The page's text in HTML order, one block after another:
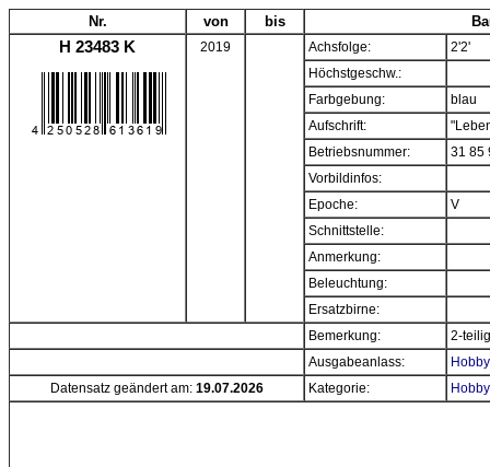
Nr. von bis
H 23483 K 2019 Achsfolge:
2'2'
Höchstgeschw.:
Farbgebung:
blau
Aufschrift:
Betriebsnummer:
31 85
Vorbildinfos:
Epoche:
V
Schnittstelle:
Anmerkung:
Beleuchtung:
Ersatzbirne:
Bemerkung:
2-
Ausgabeanlass:
Datensatz geändert am: 19.07.2026 Kategorie: